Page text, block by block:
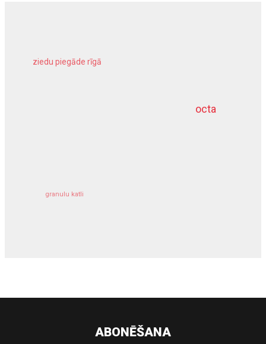
octa
ziedu piegāde rīgā
granulu katli
dziļurbums
ABONĒŠANA